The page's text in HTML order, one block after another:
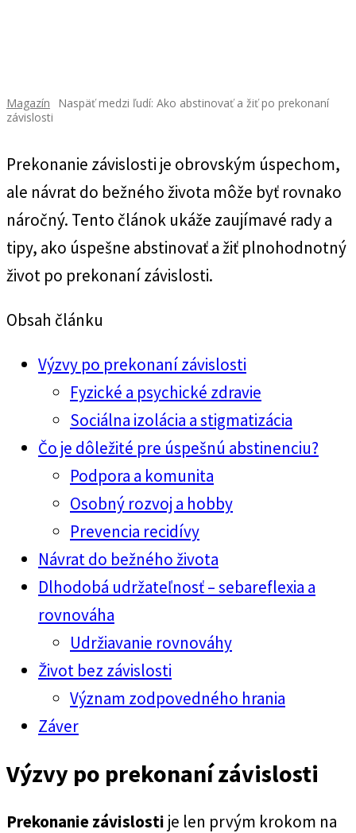
Magazín
Naspäť medzi ľudí: Ako abstinovať a žiť po prekonaní
závislosti
Prekonanie závislosti je obrovským úspechom,
ale návrat do bežného života môže byť rovnako
náročný. Tento článok ukáže zaujímavé rady a
tipy, ako úspešne abstinovať a žiť plnohodnotný
život po prekonaní závislosti.
Obsah článku
Výzvy po prekonaní závislosti
Fyzické a psychické zdravie
Sociálna izolácia a stigmatizácia
Čo je dôležité pre úspešnú abstinenciu?
Podpora a komunita
Osobný rozvoj a hobby
Prevencia recidívy
Návrat do bežného života
Dlhodobá udržateľnosť – sebareflexia a
rovnováha
Udržiavanie rovnováhy
Život bez závislosti
Význam zodpovedného hrania
Záver
Výzvy po prekonaní závislosti
Prekonanie závislosti je len prvým krokom na